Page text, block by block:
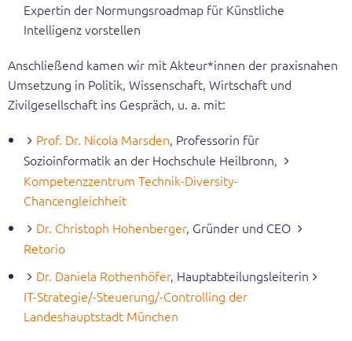
Expertisen
Positionierung
Zweiter Gleichstellungsbericht
Leichte Sprache
Suche
Expertin der Normungsroadmap für Künstliche
Intelligenz vorstellen
Anschließend kamen wir mit Akteur*innen der praxisnahen
Umsetzung in Politik, Wissenschaft, Wirtschaft und
Zivilgesellschaft ins Gespräch, u. a. mit:
Prof. Dr. Nicola Marsden, Professorin für
Sozioinformatik an der Hochschule Heilbronn,
Kompetenzzentrum Technik-Diversity-
Chancengleichheit
Dr. Christoph Hohenberger, Gründer und CEO
Retorio
Dr. Daniela Rothenhöfer, Hauptabteilungsleiterin
IT-Strategie/-Steuerung/-Controlling der
Landeshauptstadt München